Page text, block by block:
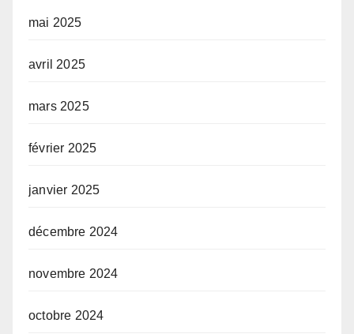
mai 2025
avril 2025
mars 2025
février 2025
janvier 2025
décembre 2024
novembre 2024
octobre 2024